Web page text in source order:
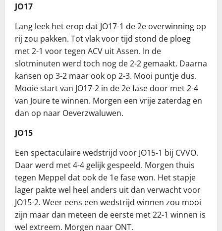
JO17
Lang leek het erop dat JO17-1 de 2e overwinning op
rij zou pakken. Tot vlak voor tijd stond de ploeg
met 2-1 voor tegen ACV uit Assen. In de
slotminuten werd toch nog de 2-2 gemaakt. Daarna
kansen op 3-2 maar ook op 2-3. Mooi puntje dus.
Mooie start van JO17-2 in de 2e fase door met 2-4
van Joure te winnen. Morgen een vrije zaterdag en
dan op naar Oeverzwaluwen.
JO15
Een spectaculaire wedstrijd voor JO15-1 bij CVVO.
Daar werd met 4-4 gelijk gespeeld. Morgen thuis
tegen Meppel dat ook de 1e fase won. Het stapje
lager pakte wel heel anders uit dan verwacht voor
JO15-2. Weer eens een wedstrijd winnen zou mooi
zijn maar dan meteen de eerste met 22-1 winnen is
wel extreem. Morgen naar ONT.